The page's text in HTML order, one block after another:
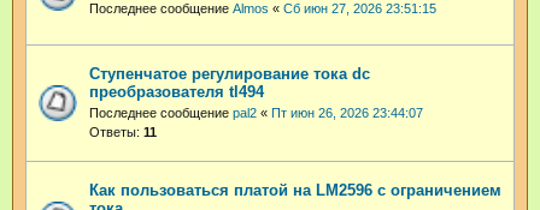
Последнее сообщение Almos « Сб июн 27, 2026 23:51:15
Ступенчатое регулирование тока dc
преобразователя tl494
Последнее сообщение pal2 « Пт июн 26, 2026 23:44:07
Ответы: 11
Как пользоваться платой на LM2596 с ограничением